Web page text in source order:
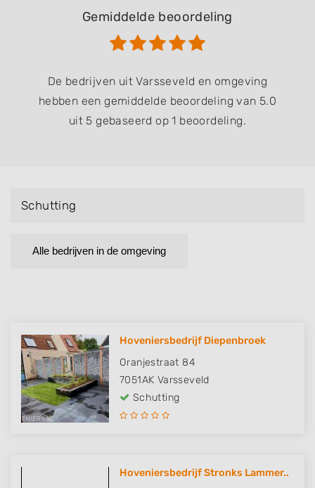
Gemiddelde beoordeling
De bedrijven uit Varsseveld en omgeving
hebben een gemiddelde beoordeling van 5.0
uit 5 gebaseerd op 1 beoordeling.
Schutting
Alle bedrijven in de omgeving
Hoveniersbedrijf Diepenbroek
Oranjestraat 84
7051AK Varsseveld
Schutting
Hoveniersbedrijf Stronks Lammer..